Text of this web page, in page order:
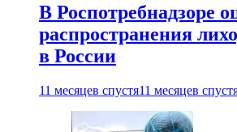
В Роспотребнадзоре
распространения
в России
11 месяцев спустя11 месяцев